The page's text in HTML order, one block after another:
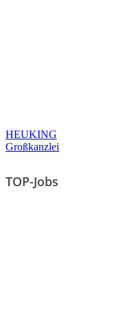
HEUKING
Großkanzlei
TOP-Jobs